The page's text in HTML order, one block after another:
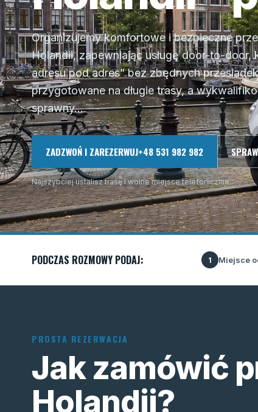
Organizujemy komfortowe i bezpieczne
Holandii, zapewniając usługę door-to-
adresu pod adres” bez zbędnych
przygotowane na długie trasy, a
sprawny...
ZADZWOŃ I ZAREZERWUJ+48 531 982 982
Najszybciej ustalisz trasę i wolne miejsce telefonicznie.
PODCZAS ROZMOWY PODAJ: 1 Miejsce
PROSTA REZERWACJA
Jak zamówić
Holandii?